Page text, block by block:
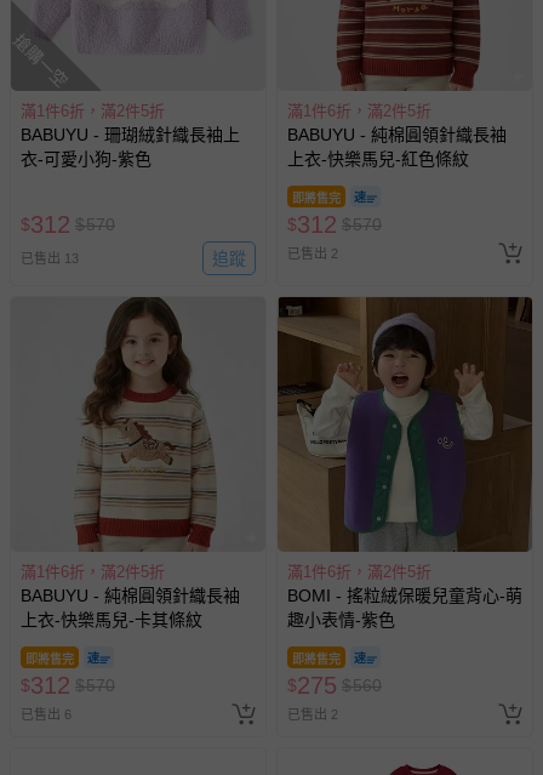
搶購一空
滿1件6折，滿2件5折
BABUYU - 珊瑚絨針織長袖上
衣-可愛小狗-紫色
$312 $570
已售出 13 追蹤
滿1件6折，滿2件5折
BABUYU - 純棉圓領針織長袖
上衣-快樂馬兒-紅色條紋
即將售完
$312 $570
已售出 2
滿1件6折，滿2件5折
BABUYU - 純棉圓領針織長袖
上衣-快樂馬兒-卡其條紋
即將售完
$312 $570
已售出 6
滿1件6折，滿2件5折
BOMI - 搖粒絨保暖兒童背心-萌
趣小表情-紫色
即將售完
$275 $560
已售出 2